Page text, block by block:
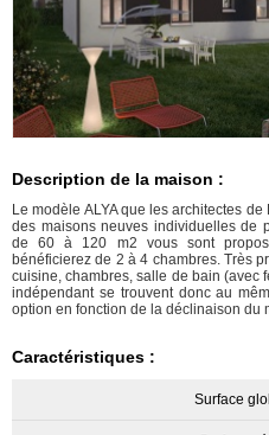
Description de la maison :
Le modèle ALYA que les architectes
des maisons neuves individuelles de
de 60 à 120 m2 vous sont
bénéficierez de 2 à 4 chambres. Très
cuisine, chambres, salle de bain (avec
indépendant se trouvent donc au
option en fonction de la déclinaison du
Caractéristiques :
Surface